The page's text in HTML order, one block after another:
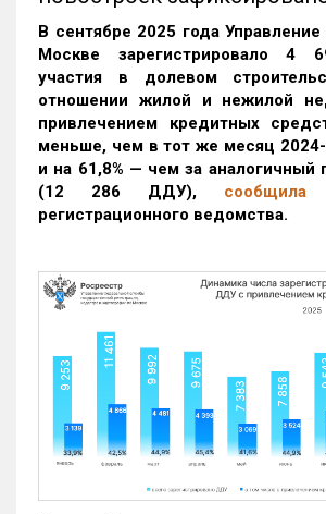
В сентябре 2025 года
Москве зарегистрировало 4
участия в долевом
отношении жилой и нежилой
привлечением кредитных
меньше, чем в тот же месяц
и на 61,8% — чем за аналогичный
(12 286 ДДУ), сообщила
регистрационного ведомства.